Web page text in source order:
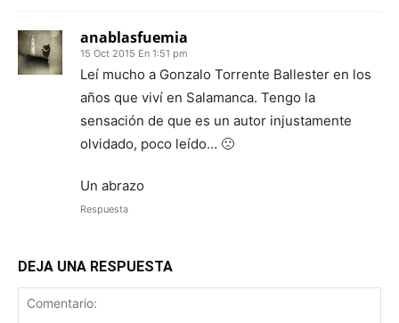
anablasfuemia
15 Oct 2015 En 1:51 pm
Leí mucho a Gonzalo Torrente Ballester en los
años que viví en Salamanca. Tengo la
sensación de que es un autor injustamente
olvidado, poco leído… 🙁
Un abrazo
Respuesta
DEJA UNA RESPUESTA